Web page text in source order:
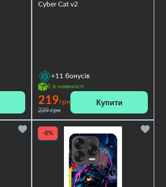
Cyber Cat v2
+11 бонусів
Є в наявності
219грн
239 грн
Купити
-8%